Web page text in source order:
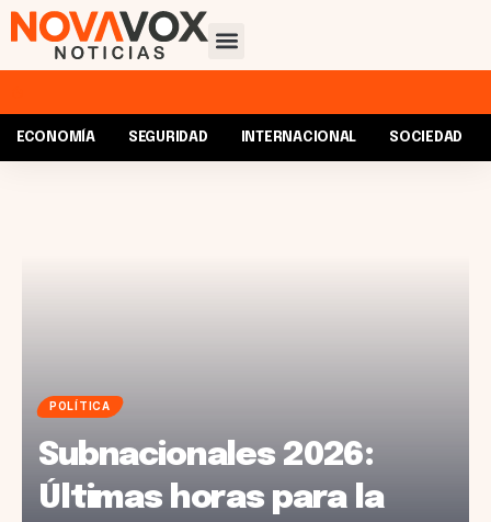
ECONOMÍA SEGURIDAD INTERNACIONAL SOCIEDAD
POLÍTICA
Subnacionales 2026:
Últimas horas para la